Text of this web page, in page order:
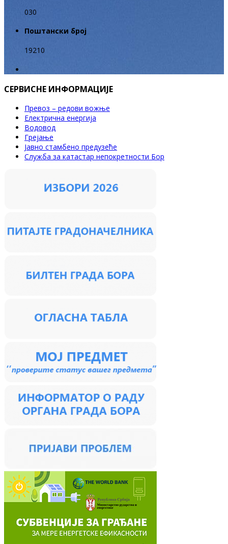
030
Поштански број
19210
СЕРВИСНЕ ИНФОРМАЦИЈЕ
Превоз – редови вожње
Електрична енергија
Водовод
Грејање
Јавно стамбено предузеће
Служба за катастар непокретности Бор